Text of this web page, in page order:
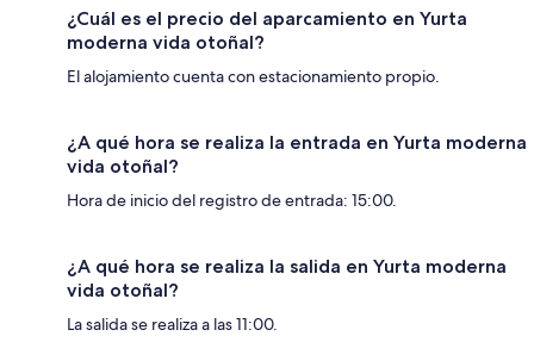
¿Cuál es el precio del aparcamiento en Yurta
moderna vida otoñal?
El alojamiento cuenta con estacionamiento propio.
¿A qué hora se realiza la entrada en Yurta moderna
vida otoñal?
Hora de inicio del registro de entrada: 15:00.
¿A qué hora se realiza la salida en Yurta moderna
vida otoñal?
La salida se realiza a las 11:00.